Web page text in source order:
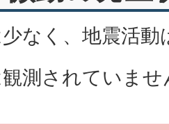
なく、地震活
測されていませ